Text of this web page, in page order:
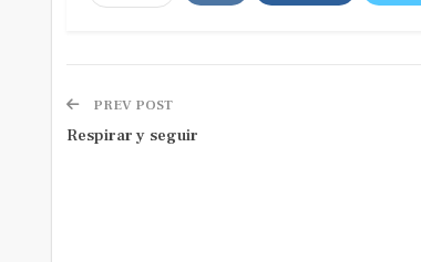
PREV POST
Respirar y seguir